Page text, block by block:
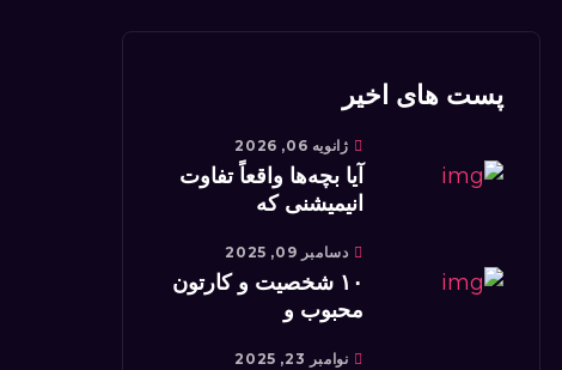
پست های اخیر
ژانویه 06, 2026
آیا بچه‌ها واقعاً تفاوت
انیمیشنی که
دسامبر 09, 2025
۱۰ شخصیت و کارتون
محبوب و
نوامبر 23, 2025